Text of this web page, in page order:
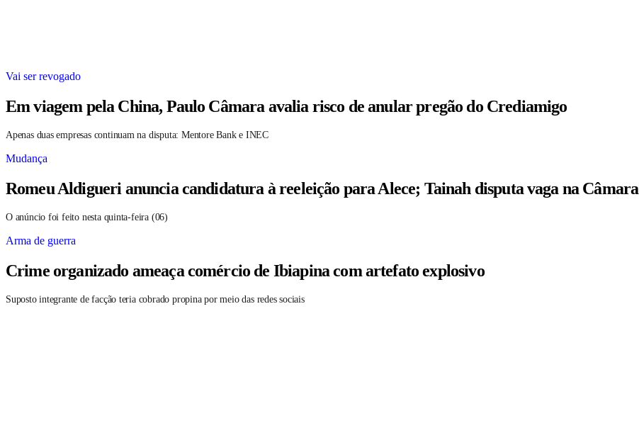
Vai ser revogado
Em viagem pela China, Paulo Câmara avalia risco de anular pregão do Crediamigo
Apenas duas empresas continuam na disputa: Mentore Bank e INEC
Mudança
Romeu Aldigueri anuncia candidatura à reeleição para Alece; Tainah disputa vaga na Câmara
O anúncio foi feito nesta quinta-feira (06)
Arma de guerra
Crime organizado ameaça comércio de Ibiapina com artefato explosivo
Suposto integrante de facção teria cobrado propina por meio das redes sociais